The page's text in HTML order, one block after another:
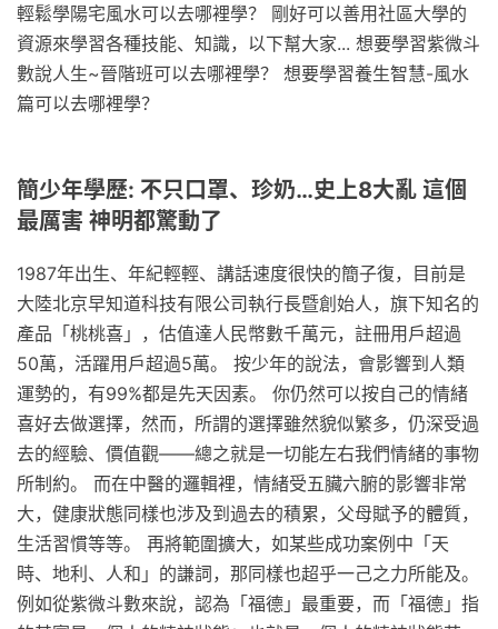
輕鬆學陽宅風水可以去哪裡學？ 剛好可以善用社區大學的
資源來學習各種技能、知識，以下幫大家... 想要學習紫微斗
數說人生~晉階班可以去哪裡學？ 想要學習養生智慧-風水
篇可以去哪裡學？
簡少年學歷: 不只口罩、珍奶…史上8大亂 這個
最厲害 神明都驚動了
1987年出生、年紀輕輕、講話速度很快的簡子復，目前是
大陸北京早知道科技有限公司執行長暨創始人，旗下知名的
產品「桃桃喜」，估值達人民幣數千萬元，註冊用戶超過
50萬，活躍用戶超過5萬。 按少年的說法，會影響到人類
運勢的，有99%都是先天因素。 你仍然可以按自己的情緒
喜好去做選擇，然而，所謂的選擇雖然貌似繁多，仍深受過
去的經驗、價值觀——總之就是一切能左右我們情緒的事物
所制約。 而在中醫的邏輯裡，情緒受五臟六腑的影響非常
大，健康狀態同樣也涉及到過去的積累，父母賦予的體質，
生活習慣等等。 再將範圍擴大，如某些成功案例中「天
時、地利、人和」的謙詞，那同樣也超乎一己之力所能及。
例如從紫微斗數來說，認為「福德」最重要，而「福德」指